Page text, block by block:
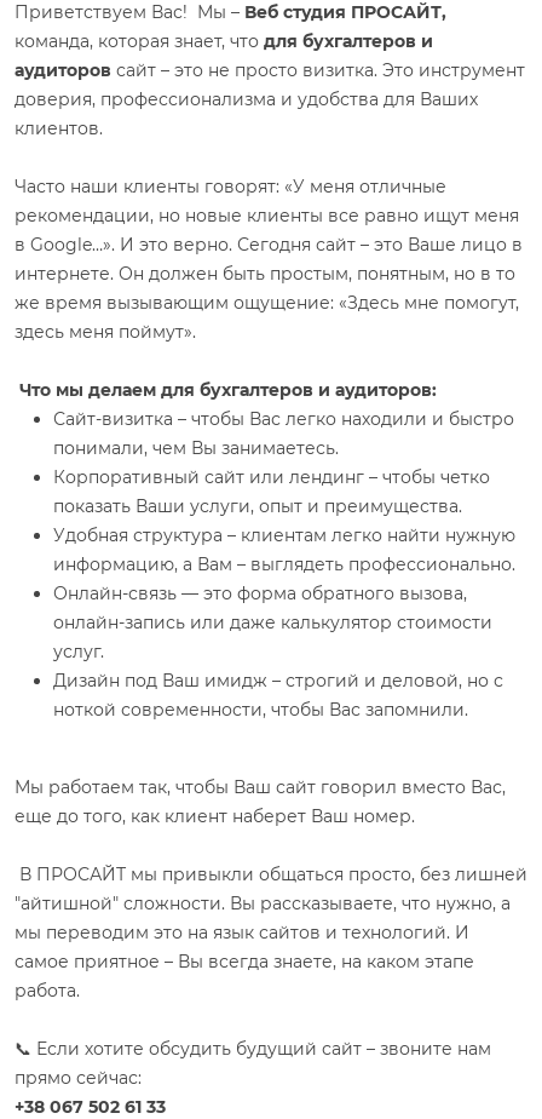
Приветствуем Вас! Мы – Веб студия ПРОСАЙТ,
команда, которая знает, что для бухгалтеров и
аудиторов сайт – это не просто визитка. Это инструмент
доверия, профессионализма и удобства для Ваших
клиентов.
Часто наши клиенты говорят: «У меня отличные
рекомендации, но новые клиенты все равно ищут меня
в Google…». И это верно. Сегодня сайт – это Ваше лицо в
интернете. Он должен быть простым, понятным, но в то
же время вызывающим ощущение: «Здесь мне помогут,
здесь меня поймут».
Что мы делаем для бухгалтеров и аудиторов:
Сайт-визитка – чтобы Вас легко находили и быстро
понимали, чем Вы занимаетесь.
Корпоративный сайт или лендинг – чтобы четко
показать Ваши услуги, опыт и преимущества.
Удобная структура – ​​клиентам легко найти нужную
информацию, а Вам – выглядеть профессионально.
Онлайн-связь — это форма обратного вызова,
онлайн-запись или даже калькулятор стоимости
услуг.
Дизайн под Ваш имидж – строгий и деловой, но с
ноткой современности, чтобы Вас запомнили.
Мы работаем так, чтобы Ваш сайт говорил вместо Вас,
еще до того, как клиент наберет Ваш номер.
В ПРОСАЙТ мы привыкли общаться просто, без лишней
"айтишной" сложности. Вы рассказываете, что нужно, а
мы переводим это на язык сайтов и технологий. И
самое приятное – Вы всегда знаете, на каком этапе
работа.
📞 Если хотите обсудить будущий сайт – звоните нам
прямо сейчас:
+38 067 502 61 33